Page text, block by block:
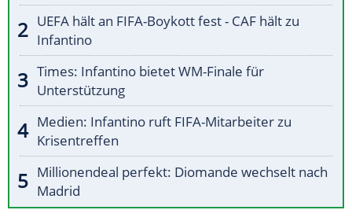
UEFA hält an FIFA-Boykott fest - CAF hält zu
Infantino
Times: Infantino bietet WM-Finale für
Unterstützung
Medien: Infantino ruft FIFA-Mitarbeiter zu
Krisentreffen
Millionendeal perfekt: Diomande wechselt nach
Madrid